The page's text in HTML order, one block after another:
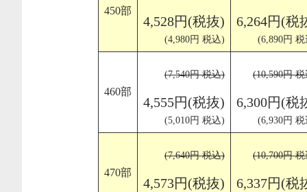
450部
4,528円(税抜)
(4,980円 税込)
6,264円(税
(6,890円
460部
(7,540円 税込)
4,555円(税抜)
(5,010円 税込)
(10,590円
6,300円(税
(6,930円
470部
(7,640円 税込)
4,573円(税抜)
(10,700円
6,337円(税